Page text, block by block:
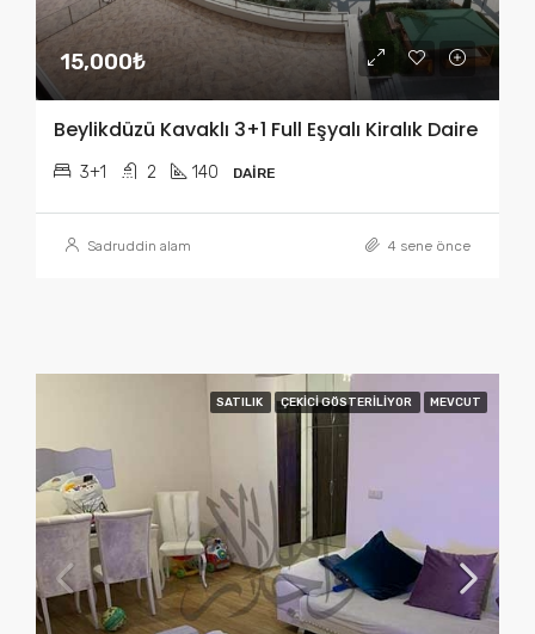
15,000₺
Beylikdüzü Kavaklı 3+1 Full Eşyalı Kiralık Daire
3+1 2 140 DAIRE
Sadruddin alam 4 sene önce
SATILIK ÇEKICI GÖSTERILIYOR MEVCUT